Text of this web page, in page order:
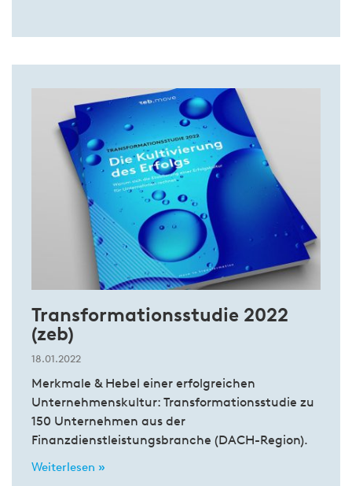
Transformationsstudie 2022
(zeb)
18.01.2022
Merkmale & Hebel einer erfolgreichen
Unternehmenskultur: Transformationsstudie zu
150 Unternehmen aus der
Finanzdienstleistungsbranche (DACH-Region).
Weiterlesen »